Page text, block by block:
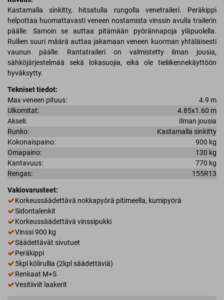
Kastamalla sinkitty, hitsatulla rungolla venetraileri. Peräkippi
helpottaa huomattavasti veneen nostamista vinssin avulla trailerin
päälle. Samoin se auttaa pitämään pyörännapoja yläpuolella.
Rullien suuri määrä auttaa jakamaan veneen kuorman yhtäläisesti
vaunun päälle. Rantatraileri on valmistetty ilman jousia,
sähköjärjestelmää sekä lokasuojia, eikä ole tieliikennekäyttöön
hyväksytty.
Tekniset tiedot:
Max veneen pituus:
4.9 m
Ulkomitat:
4.85x1.60 m
Akseli:
Ilman jousia
Runko:
Kastamalla sinkitty
Kokonaispaino:
900 kg
Omapaino:
130 kg
Kantavuus:
770 kg
Rengas:
155R13
Vakiovarusteet:
Korkeussäädettävä nokkapyörä pitimeella, kumipyörä
Sidontalenkit
Korkeussäädettävä vinssipukki
Vinssi 900 kg
Säädettävät sivutuet
Peräkippi
5kpl kölirullia (2kpl säädettäviä)
Renkaat M+S
Vesitiiviit laakerit